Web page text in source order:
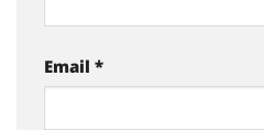
Email *